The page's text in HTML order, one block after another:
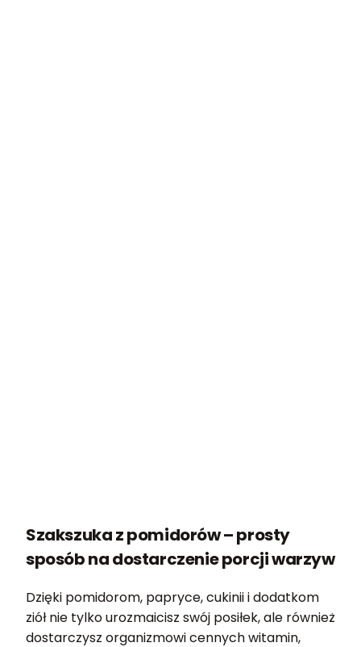
Szakszuka z pomidorów – prosty
sposób na dostarczenie porcji warzyw
Dzięki pomidorom, papryce, cukinii i dodatkom
ziół nie tylko urozmaicisz swój posiłek, ale również
dostarczysz organizmowi cennych witamin,